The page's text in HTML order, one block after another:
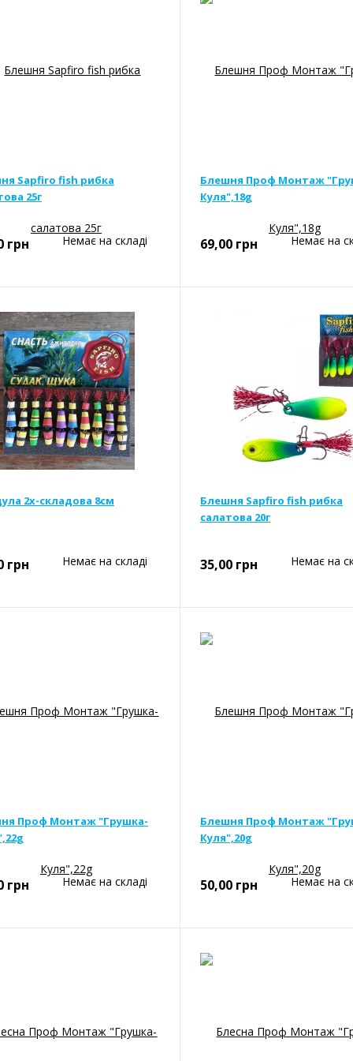
Sapfiro fish рибка
25г
грн Немає на складі
Блешня Проф Монтаж
Куля",18g
69,00 грн Немає на
2х-складова 8см
грн Немає на складі
Блешня Sapfiro fish рибка
салатова 20г
35,00 грн Немає на
Проф Монтаж "Грушка-
грн Немає на складі
Блешня Проф Монтаж
Куля",20g
50,00 грн Немає на